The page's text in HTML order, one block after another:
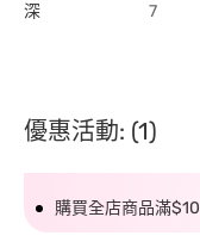
深 7
優惠活動: (1)
購買全店商品滿